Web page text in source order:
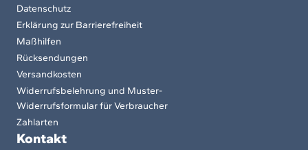
Datenschutz
Erklärung zur Barrierefreiheit
Maßhilfen
Rücksendungen
Versandkosten
Widerrufsbelehrung und Muster-
Widerrufsformular für Verbraucher
Zahlarten
Kontakt